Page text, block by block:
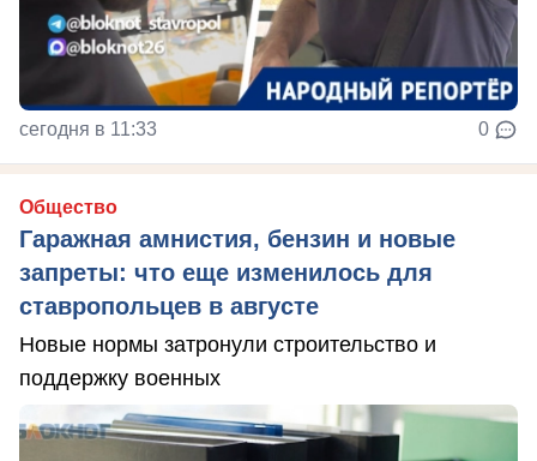
сегодня в 11:33 0
Общество
Гаражная амнистия, бензин и новые
запреты: что еще изменилось для
ставропольцев в августе
Новые нормы затронули строительство и
поддержку военных